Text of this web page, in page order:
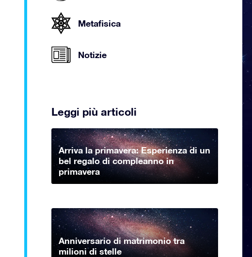
Metafisica
Notizie
Leggi più articoli
Arriva la primavera: Esperienza di un
bel regalo di compleanno in
primavera
Anniversario di matrimonio tra
milioni di stelle